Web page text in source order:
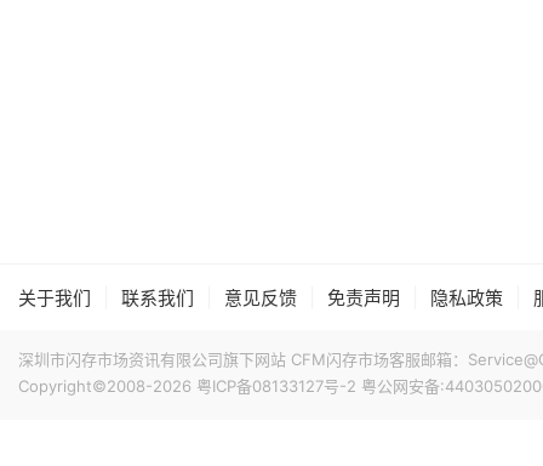
关于我们 联系我们 意见反馈 免责声明 隐私政策
深圳市闪存市场资讯有限公司旗下网站 CFM闪存市场客服邮箱：
Copyright©2008-2026 粤ICP备08133127号-2 粤公网安备